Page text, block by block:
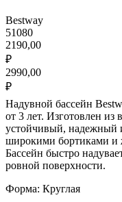
Bestway
51080
2190,00
₽
2990,00
₽
Надувной бассейн
от 3 лет. Изготовлен из
устойчивый, надежный
широкими бортиками и
Бассейн быстро
ровной поверхности.
Форма: Круглая